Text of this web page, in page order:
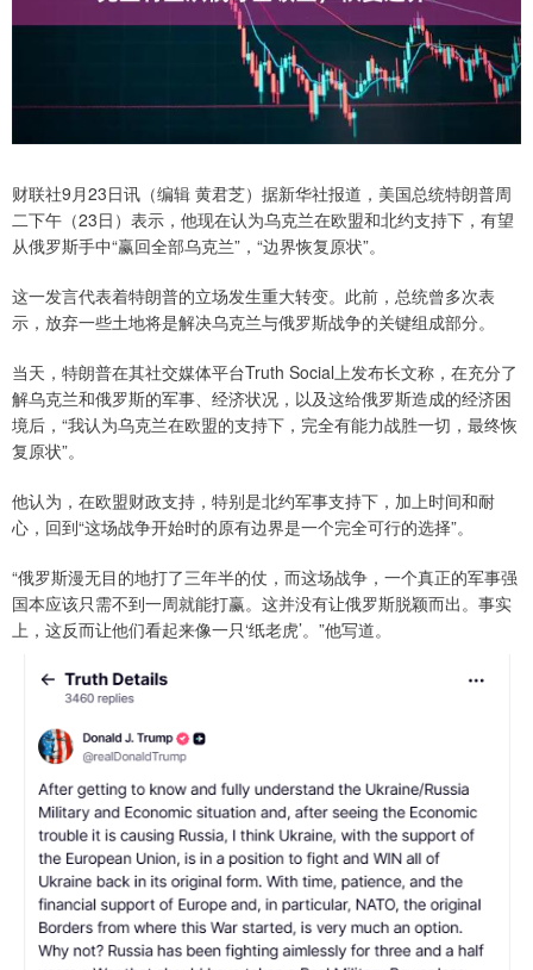
财联社9月23日讯（编辑 黄君芝）据新华社报道，美国总统特朗普周
二下午（23日）表示，他现在认为乌克兰在欧盟和北约支持下，有望
从俄罗斯手中“赢回全部乌克兰”，“边界恢复原状”。
这一发言代表着特朗普的立场发生重大转变。此前，总统曾多次表
示，放弃一些土地将是解决乌克兰与俄罗斯战争的关键组成部分。
当天，特朗普在其社交媒体平台Truth Social上发布长文称，在充分了
解乌克兰和俄罗斯的军事、经济状况，以及这给俄罗斯造成的经济困
境后，“我认为乌克兰在欧盟的支持下，完全有能力战胜一切，最终恢
复原状”。
他认为，在欧盟财政支持，特别是北约军事支持下，加上时间和耐
心，回到“这场战争开始时的原有边界是一个完全可行的选择”。
“俄罗斯漫无目的地打了三年半的仗，而这场战争，一个真正的军事强
国本应该只需不到一周就能打赢。这并没有让俄罗斯脱颖而出。事实
上，这反而让他们看起来像一只‘纸老虎’。”他写道。